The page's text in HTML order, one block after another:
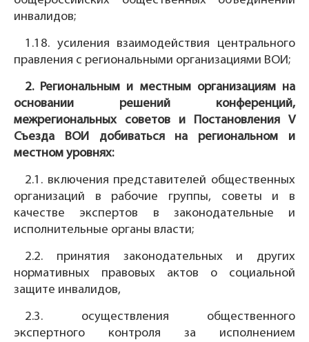
инвалидов;
1.18. усиления взаимодействия центрального
правления с региональными организациями ВОИ;
2. Региональным и местным организациям на
основании решений конференций,
межрегиональных советов и Постановления V
Съезда ВОИ добиваться на региональном и
местном уровнях:
2.1. включения представителей общественных
организаций в рабочие группы, советы и в
качестве экспертов в законодательные и
исполнительные органы власти;
2.2. принятия законодательных и других
нормативных правовых актов о социальной
защите инвалидов,
2.3. осуществления общественного
экспертного контроля за исполнением